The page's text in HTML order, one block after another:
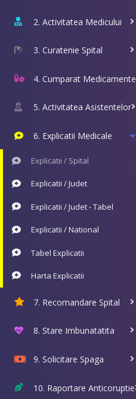
2. Activitatea Medicului
3. Curatenie Spital
4. Cumparat Medicamente
5. Activitatea Asistentelor
6. Explicatii Medicale
Explicatii / Spital
Explicatii / Judet
Explicatii / Judet - Tabel
Explicatii / National
Tabel Explicatii
Harta Explicatii
7. Recomandare Spital
8. Stare Imbunatatita
9. Solicitare Spaga
10. Raportare Anticoruptie